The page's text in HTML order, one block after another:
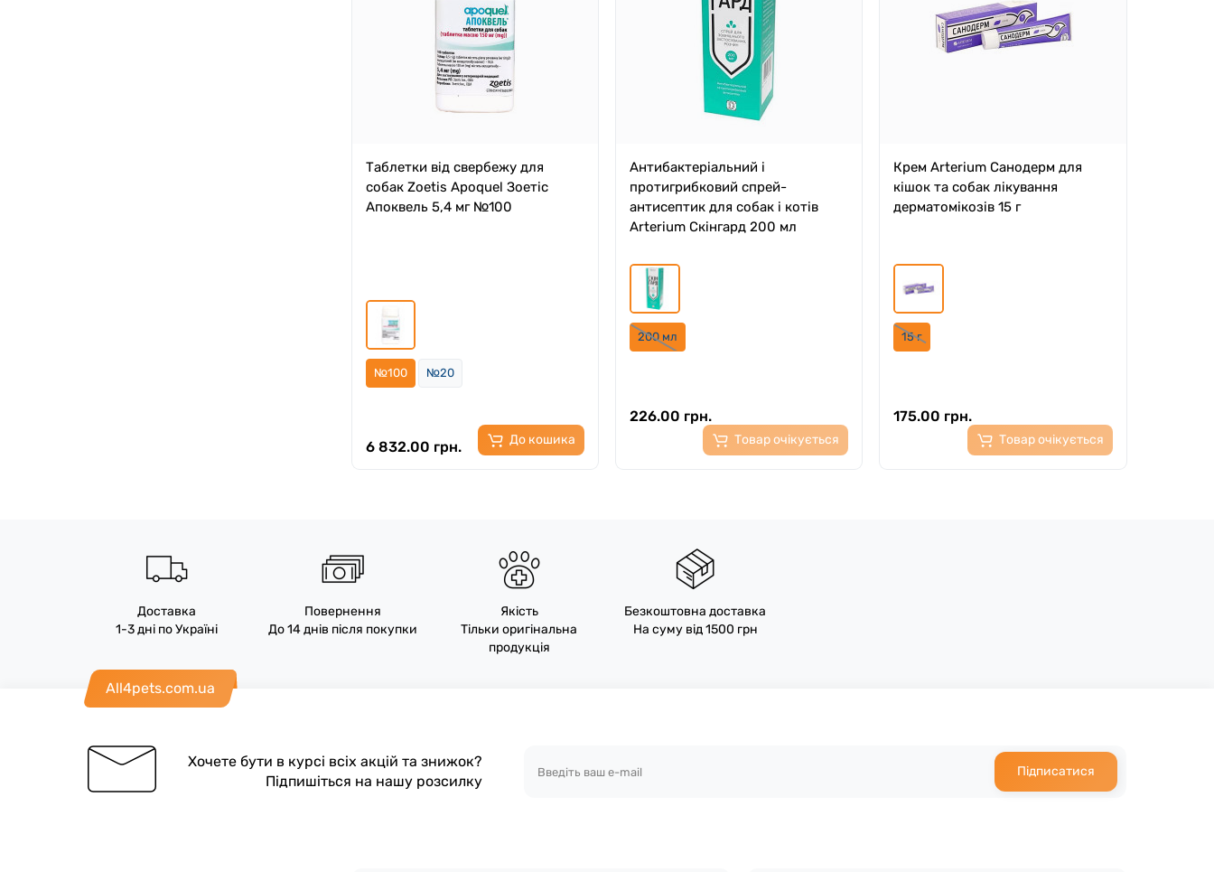
Таблетки від свербежу для
собак Zoetis Apоquеl Зоетіс
Апоквель 5,4 мг №100
№100 №20
6 832.00 грн. До кошика
Антибактеріальний і
протигрибковий спрей-
антисептик для собак і котів
Arterium Скінгард 200 мл
200 мл
226.00 грн.
Товар очікується
Крем Arterium Санодерм для
кішок та собак лікування
дерматомікозів 15 г
15 г
175.00 грн.
Товар очікується
Доставка
1-3 дні по Україні
Повернення
До 14 днів після покупки
Якість
Тільки оригінальна
продукція
Безкоштовна доставка
На суму від 1500 грн
All4pets.com.ua
Хочете бути в курсі всіх акцій та знижок?
Підпишіться на нашу розсилку
Підписатися